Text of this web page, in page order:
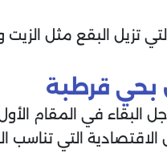
تزيل البقع مثل
قرطبة
البقاء في المقام
الاقتصادية التي